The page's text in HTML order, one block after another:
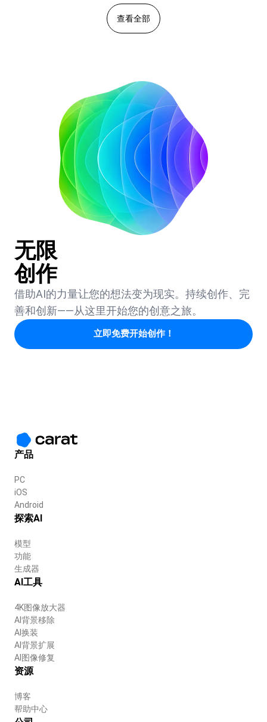
查看全部
无限
创作
借助AI的力量让您的想法变为现实。持续创作、完
善和创新——从这里开始您的创意之旅。
立即免费开始创作！
产品
PC
iOS
Android
探索AI
模型
功能
生成器
AI工具
4K图像放大器
AI背景移除
AI换装
AI背景扩展
AI图像修复
资源
博客
帮助中心